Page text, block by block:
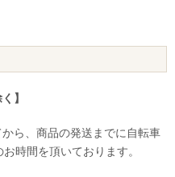
】
ら、商品の発送までに自転車
時間を頂いております。